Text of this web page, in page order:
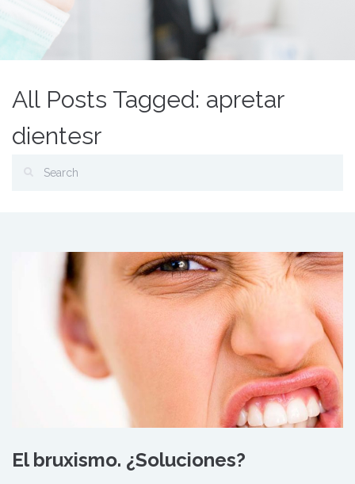
All Posts Tagged: apretar
dientesr
El bruxismo. ¿Soluciones?